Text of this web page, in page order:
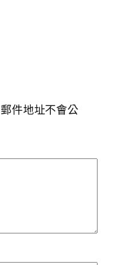
件地址不會公